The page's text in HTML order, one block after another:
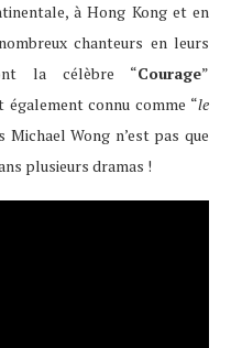
à Hong Kong et en
chanteurs en leurs
la célèbre “Courage”
également connu comme “le
Michael Wong n’est pas que
plusieurs dramas !